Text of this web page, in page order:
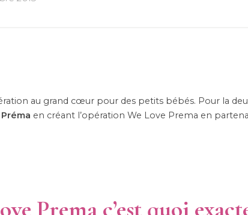
au grand cœur pour des petits bébés. Pour la
Préma en créant l’opération We Love Prema en
Prema c’est quoi